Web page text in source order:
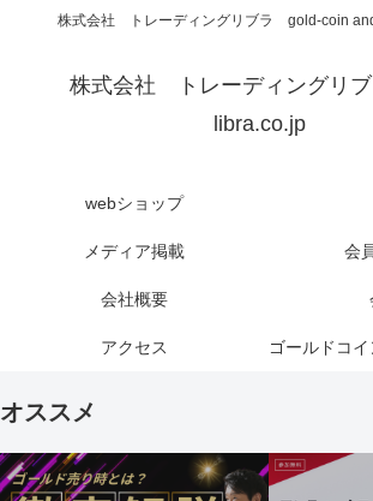
株式会社 トレーディングリブラ gold-coin
株式会社 トレーディングリ
libra.co.jp
webショップ
メディア掲載 会
会社概要
アクセス
オススメ